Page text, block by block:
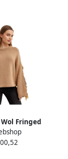
Fringed
Dames